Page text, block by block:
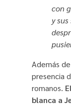
con
y
Además
presencia
romanos.
blanca a